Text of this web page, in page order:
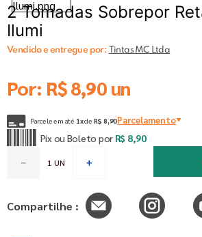
2 Tomadas Sobrepor
Ilumi
Vendido e entregue por: Tintas MC Ltda
Por: R$8,90un
Parcele em até 1xde R$ 8,90Parcelamento
Pix ou Boleto por R$ 8,90
＋
－
Compartilhe :